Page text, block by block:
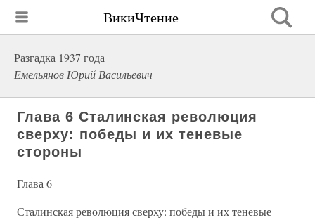
ВикиЧтение
Разгадка 1937 года
Емельянов Юрий Васильевич
Глава 6 Сталинская революция
сверху: победы и их теневые
стороны
Глава 6
Сталинская революция сверху: победы и их теневые